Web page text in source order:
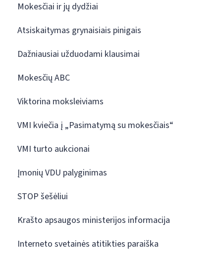
Mokesčiai ir jų dydžiai
Atsiskaitymas grynaisiais pinigais
Dažniausiai užduodami klausimai
Mokesčių ABC
Viktorina moksleiviams
VMI kviečia į „Pasimatymą su mokesčiais“
VMI turto aukcionai
Įmonių VDU palyginimas
STOP šešėliui
Krašto apsaugos ministerijos informacija
Interneto svetainės atitikties paraiška